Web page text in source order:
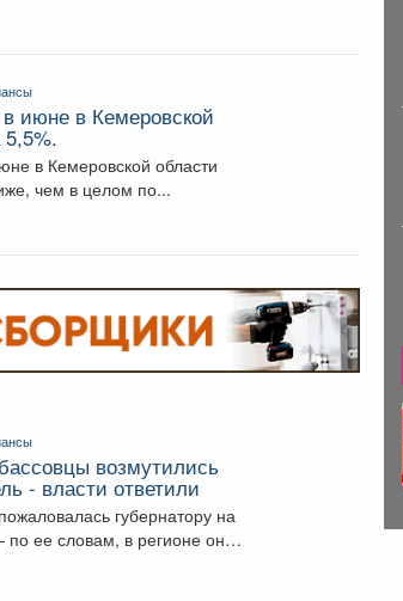
июне в Кемеровской
5,5%.
в Кемеровской области
чем в целом по...
возмутились
- власти ответили
губернатору на
по ее словам, в регионе он